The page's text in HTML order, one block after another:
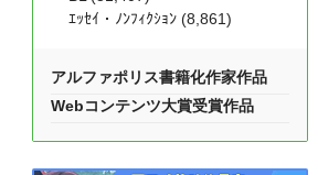
ｴｯｾｲ・ﾉﾝﾌｨｸｼｮﾝ (8,861)
アルファポリス書籍化作家作品
Webコンテンツ大賞受賞作品